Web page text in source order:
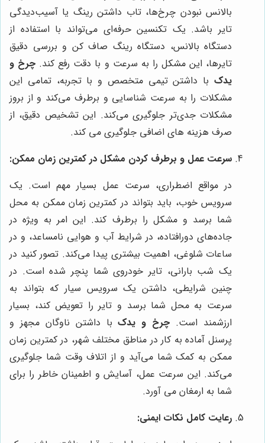
بالانس نبودن چرخ‌ها، تاب داشتن رینگ یا آسیب‌دیدگی
تایر باشد. یک تکنسین حرفه‌ای می‌تواند با استفاده از
دستگاه بالانس، دستگاه رینگ صاف کن و بررسی دقیق
تایرها، این مشکل را به سرعت و با دقت رفع کند. چرخ و
یدک با داشتن تیمی متخصص و با تجربه، تمامی این
مشکلات را به سرعت شناسایی و برطرف می‌کند و از بروز
مشکلات جدی‌تر جلوگیری می‌کند. این تشخیص دقیق، از
صرف هزینه های اضافی جلوگیری می کند.
سرعت عمل و برطرف کردن مشکل در کمترین زمان ممکن:
در مواقع اضطراری، سرعت عمل بسیار مهم است. یک
سرویس خوب، باید بتواند در کمترین زمان ممکن به محل
شما برسد و مشکل را برطرف کند. این امر به ویژه در
جاده‌های دورافتاده، در شرایط آب و هوایی نامساعد، و در
ساعات شلوغی، اهمیت بیشتری پیدا می‌کند. تصور کنید در
یک شب بارانی، تایر خودروی شما پنچر شده است. در
چنین شرایطی، داشتن یک سرویس سیار که بتواند به
سرعت به محل شما برسد و تایر را تعویض کند، بسیار
ارزشمند است. چرخ و یدکبا داشتن ناوگان مجهز و
پرسنل آماده به کار در مناطق مختلف شهر، در کمترین زمان
ممکن به کمک شما می‌آید و از اتلاف وقت شما جلوگیری
می‌کند. این سرعت عمل، آسایش و اطمینان خاطر را برای
شما به ارمغان می آورد.
رعایت کامل نکات ایمنی: